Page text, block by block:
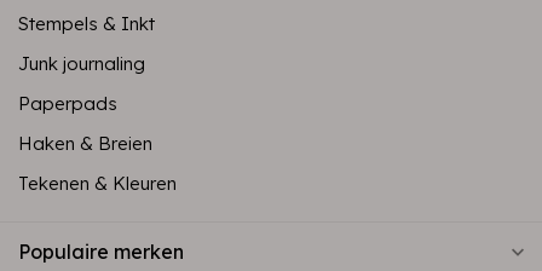
Stempels & Inkt
Junk journaling
Paperpads
Haken & Breien
Tekenen & Kleuren
Populaire merken